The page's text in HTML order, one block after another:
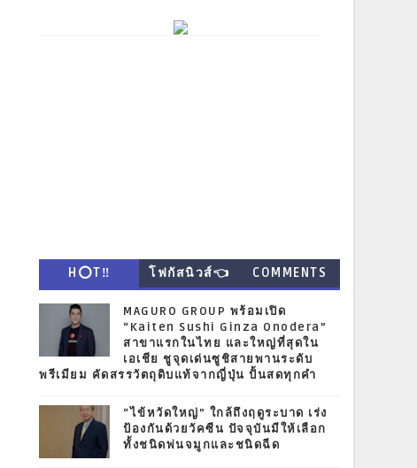
H⭕T‼ โฟกัสนิวส์👈 COMMENTS
MAGURO GROUP พร้อมเปิด
“Kaiten Sushi Ginza Onodera”
สาขาแรกในไทย และใหญ่ที่สุดใน
เอเชีย ชูจุดเด่นซูชิสายพานระดับ
พรีเมียม คัดสรรวัตถุดิบแท้จากญี่ปุ่น ปั้นสดทุกคำ
“ไข้หวัดใหญ่” ใกล้ถึงฤดูระบาด เร่ง
ป้องกันด้วยวัคซีน ปัจจุบันมีให้เลือก
ทั้งชนิดพ่นจมูกและชนิดฉีด